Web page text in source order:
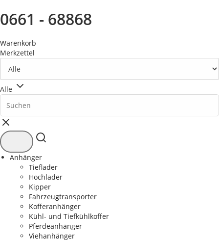
0661 - 68868
Warenkorb
Merkzettel
Alle
Anhänger
Tieflader
Hochlader
Kipper
Fahrzeugtransporter
Kofferanhänger
Kühl- und Tiefkühlkoffer
Pferdeanhänger
Viehanhänger